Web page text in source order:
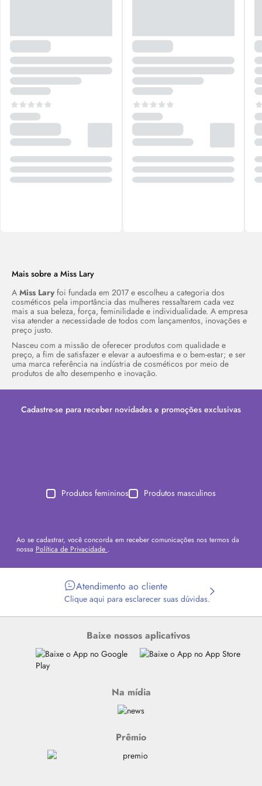
Mais sobre a Miss Lary
AMiss Laryfoi fundada em 2017 e escolheu a categoria dos
cosméticos pela importância das mulheres ressaltarem cada vez
mais a sua beleza, força, feminilidade e individualidade. A empresa
visa atender a necessidade de todos com lançamentos, inovações e
preço justo.
Nasceu com a missão de oferecer produtos com qualidade e
preço, a fim de satisfazer e elevar a autoestima e o bem-estar; e ser
uma marca referência na indústria de cosméticos por meio de
produtos de alto desempenho e inovação.
Cadastre-se para receber novidades e promoções exclusivas
Produtos femininos Produtos masculinos
Ao se cadastrar, você concorda em receber comunicações nos termos da
nossa Política de Privacidade .
Atendimento ao cliente
Clique aqui para esclarecer suas dúvidas.
Baixe nossos aplicativos
Na mídia
Prêmio